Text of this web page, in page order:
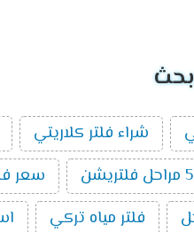
شراء فلتر كلاريتي
سعر فلتر
فلتر مياه تركي